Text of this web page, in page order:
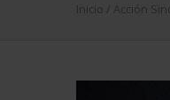
Inicio Acción